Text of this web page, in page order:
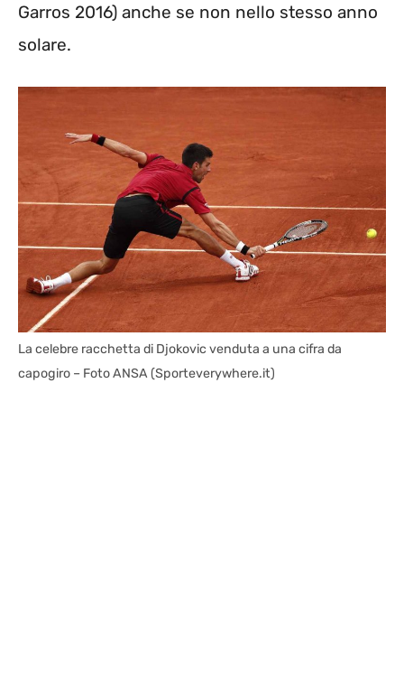
Garros 2016) anche se non nello stesso anno
solare.
La celebre racchetta di Djokovic venduta a una cifra da
capogiro – Foto ANSA (Sporteverywhere.it)